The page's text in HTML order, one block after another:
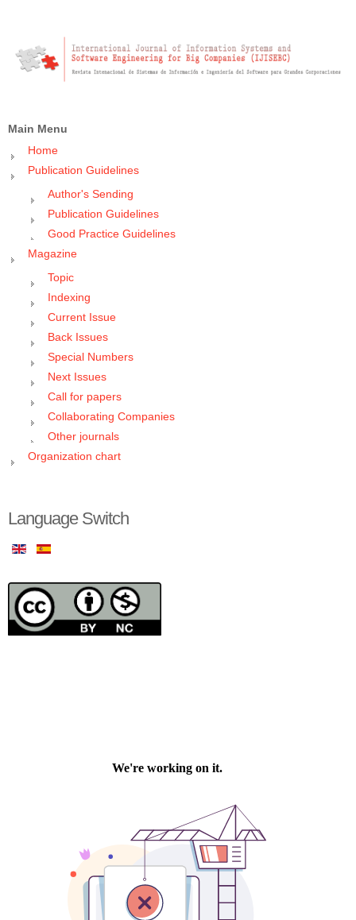
Main Menu
Home
Publication Guidelines
Author's Sending
Publication Guidelines
Good Practice Guidelines
Magazine
Topic
Indexing
Current Issue
Back Issues
Special Numbers
Next Issues
Call for papers
Collaborating Companies
Other journals
Organization chart
Language Switch